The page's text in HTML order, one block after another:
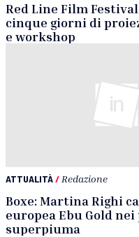
Red Line Film
cinque giorni di
e workshop
ATTUALITÀ/ Redazione
Boxe: Martina Righi
europea Ebu Gold nei
superpiuma